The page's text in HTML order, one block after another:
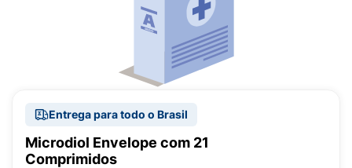
Entrega para todo o Brasil
Microdiol Envelope com 21
Comprimidos